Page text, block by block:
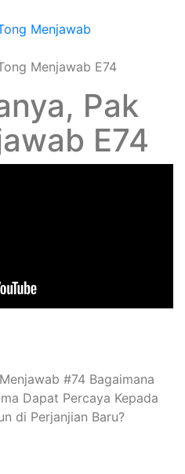
Menjawab
Menjawab E74
Pak
E74
#74 Bagaimana
Dapat Percaya Kepada
di Perjanjian Baru?